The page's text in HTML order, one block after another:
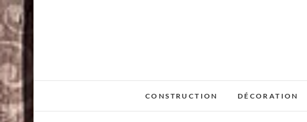
CONSTRUCTION DÉCORATION